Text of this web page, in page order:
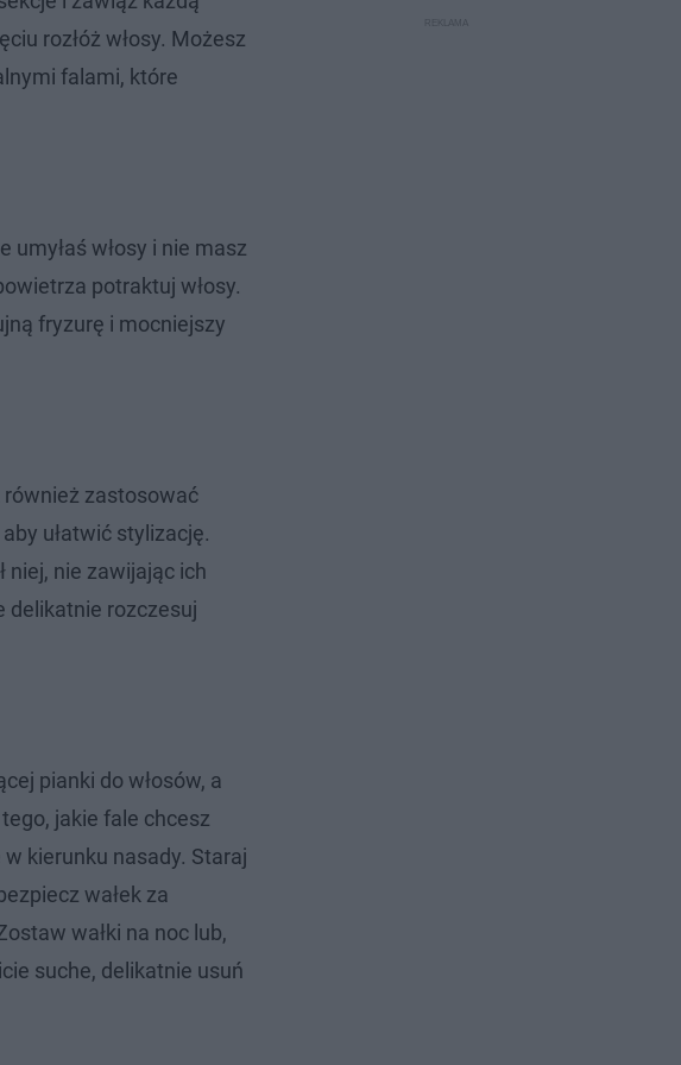
rozłóż włosy. Możesz
falami, które
włosy i nie masz
potraktuj włosy.
fryzurę i mocniejszy
również zastosować
ułatwić stylizację.
niej, nie zawijając ich
delikatnie rozczesuj
pianki do włosów, a
jakie fale chcesz
kierunku nasady. Staraj
wałek za
wałki na noc lub,
suche, delikatnie usuń